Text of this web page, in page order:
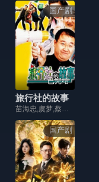
国产剧
已完结
旅行社的故事
苗海忠,虞梦,蔡明,英壮,张海燕,王玉宁
国产剧